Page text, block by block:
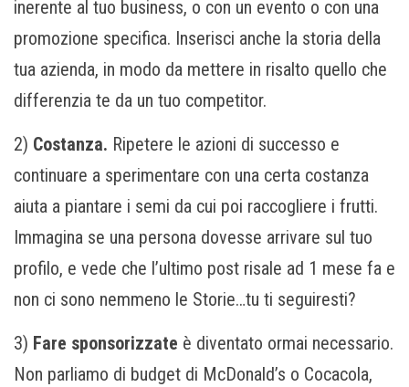
inerente al tuo business, o con un evento o con una
promozione specifica. Inserisci anche la storia della
tua azienda, in modo da mettere in risalto quello che
differenzia te da un tuo competitor.
2) Costanza. Ripetere le azioni di successo e
continuare a sperimentare con una certa costanza
aiuta a piantare i semi da cui poi raccogliere i frutti.
Immagina se una persona dovesse arrivare sul tuo
profilo, e vede che l’ultimo post risale ad 1 mese fa e
non ci sono nemmeno le Storie…tu ti seguiresti?
3) Fare sponsorizzate è diventato ormai necessario.
Non parliamo di budget di McDonald’s o Cocacola,